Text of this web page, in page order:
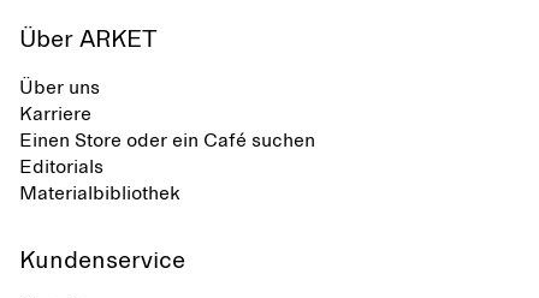
Über ARKET
Über uns
Karriere
Einen Store oder ein Café suchen
Editorials
Materialbibliothek
Kundenservice